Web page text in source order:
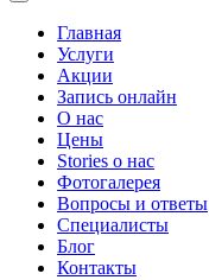
Главная
Услуги
Акции
Запись онлайн
О нас
Цены
Stories о нас
Фотогалерея
Вопросы и ответы
Специалисты
Блог
Контакты